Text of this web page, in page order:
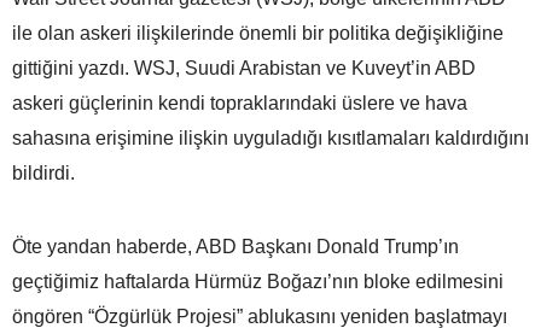
ile olan askeri ilişkilerinde önemli bir politika değişikliğine
gittiğini yazdı. WSJ, Suudi Arabistan ve Kuveyt’in ABD
askeri güçlerinin kendi topraklarındaki üslere ve hava
sahasına erişimine ilişkin uyguladığı kısıtlamaları kaldırdığını
bildirdi.
Öte yandan haberde, ABD Başkanı Donald Trump’ın
geçtiğimiz haftalarda Hürmüz Boğazı’nın bloke edilmesini
öngören “Özgürlük Projesi” ablukasını yeniden başlatmayı